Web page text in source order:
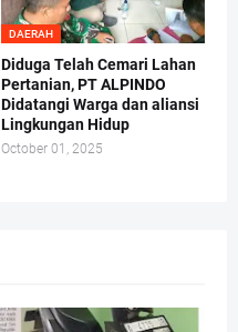
DAERAH
Diduga Telah Cemari Lahan
Pertanian, PT ALPINDO
Didatangi Warga dan aliansi
Lingkungan Hidup
October 01, 2025